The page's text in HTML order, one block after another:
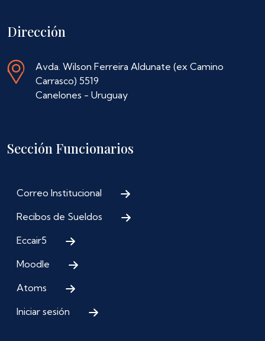
Dirección
Avda. Wilson Ferreira Aldunate (ex Camino
Carrasco) 5519
Canelones - Uruguay
Sección Funcionarios
Correo Institucional
Recibos de Sueldos
Eccair5
Moodle
Atoms
Iniciar sesión